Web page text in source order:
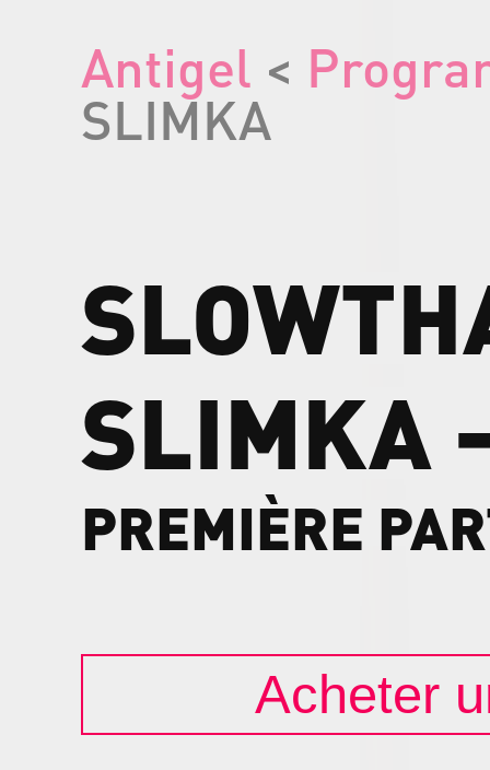
Antigel <
SLIMKA
SLIMKA
PREMIÈRE
Acheter